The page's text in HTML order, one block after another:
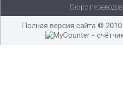
Бюро
Полная версия сайта©